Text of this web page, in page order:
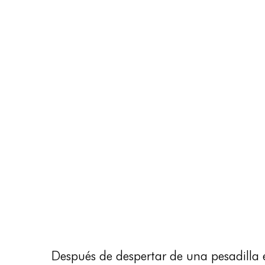
Después de despertar de una